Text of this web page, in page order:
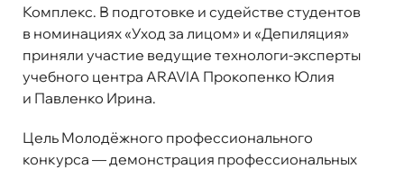
Комплекс. В подготовке и судействе студентов
в номинациях «Уход за лицом» и «Депиляция»
приняли участие ведущие технологи-эксперты
учебного центра ARAVIA Прокопенко Юлия
и Павленко Ирина.
Цель Молодёжного профессионального
конкурса — демонстрация профессиональных